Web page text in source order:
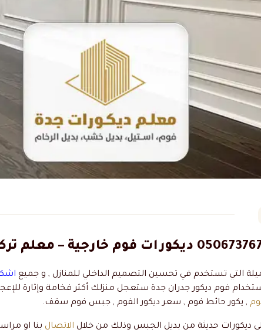
التي تستخدم في تحسين التصميم الداخلي للمنازل , و جميع
فوم ديكور جدران جدة ستعجل منزلك أكثر فخامة وإثارة
, يكور حائط فوم , سعر ديكور الفوم , جبس فوم سقف.
ديكورات حديثة من بديل الجبس وذلك من خلال الاتصال بنا او